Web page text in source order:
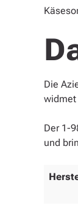
Die
widmet
Der 1-
und